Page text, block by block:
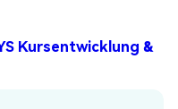
Kursentwicklung &